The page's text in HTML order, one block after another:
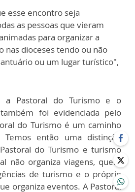
esse encontro seja
as pessoas que vieram
para organizar a
nas dioceses tendo ou não
ou um lugar turístico",
a Pastoral do Turismo e o
foi evidenciada pelo
do Turismo é um caminho
Temos então uma distinção
do Turismo e turismo
não organiza viagens, quem
de turismo e o próprio
organiza eventos. A Pastoral